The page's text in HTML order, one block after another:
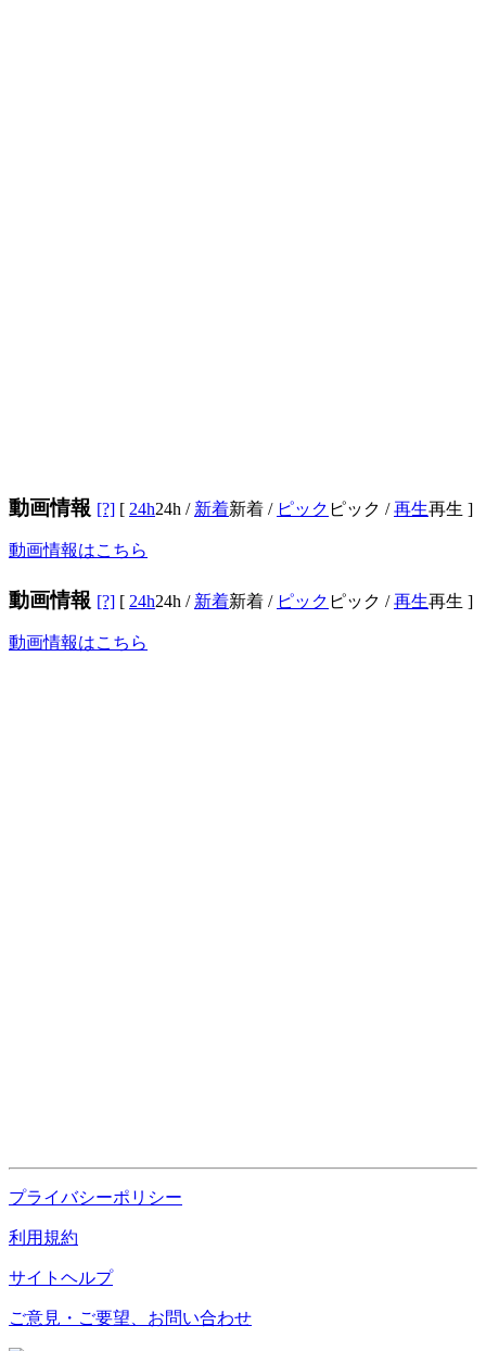
動画情報 [?] [ 24h24h / 新着新着 / ピック ピック /再生再生 ]
動画情報はこちら
動画情報 [?] [ 24h24h / 新着新着 / ピック ピック /再生再生 ]
動画情報はこちら
プライバシーポリシー
利用規約
サイトヘルプ
ご意見・ご要望、お問い合わせ